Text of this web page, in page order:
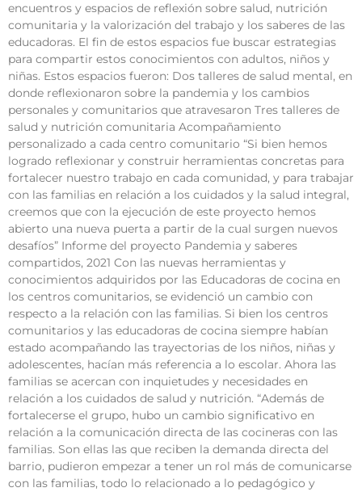
encuentros y espacios de reflexión sobre salud, nutrición
comunitaria y la valorización del trabajo y los saberes de las
educadoras. El fin de estos espacios fue buscar estrategias
para compartir estos conocimientos con adultos, niños y
niñas. Estos espacios fueron: Dos talleres de salud mental, en
donde reflexionaron sobre la pandemia y los cambios
personales y comunitarios que atravesaron Tres talleres de
salud y nutrición comunitaria Acompañamiento
personalizado a cada centro comunitario “Si bien hemos
logrado reflexionar y construir herramientas concretas para
fortalecer nuestro trabajo en cada comunidad, y para trabajar
con las familias en relación a los cuidados y la salud integral,
creemos que con la ejecución de este proyecto hemos
abierto una nueva puerta a partir de la cual surgen nuevos
desafíos” Informe del proyecto Pandemia y saberes
compartidos, 2021 Con las nuevas herramientas y
conocimientos adquiridos por las Educadoras de cocina en
los centros comunitarios, se evidenció un cambio con
respecto a la relación con las familias. Si bien los centros
comunitarios y las educadoras de cocina siempre habían
estado acompañando las trayectorias de los niños, niñas y
adolescentes, hacían más referencia a lo escolar. Ahora las
familias se acercan con inquietudes y necesidades en
relación a los cuidados de salud y nutrición. “Además de
fortalecerse el grupo, hubo un cambio significativo en
relación a la comunicación directa de las cocineras con las
familias. Son ellas las que reciben la demanda directa del
barrio, pudieron empezar a tener un rol más de comunicarse
con las familias, todo lo relacionado a lo pedagógico y